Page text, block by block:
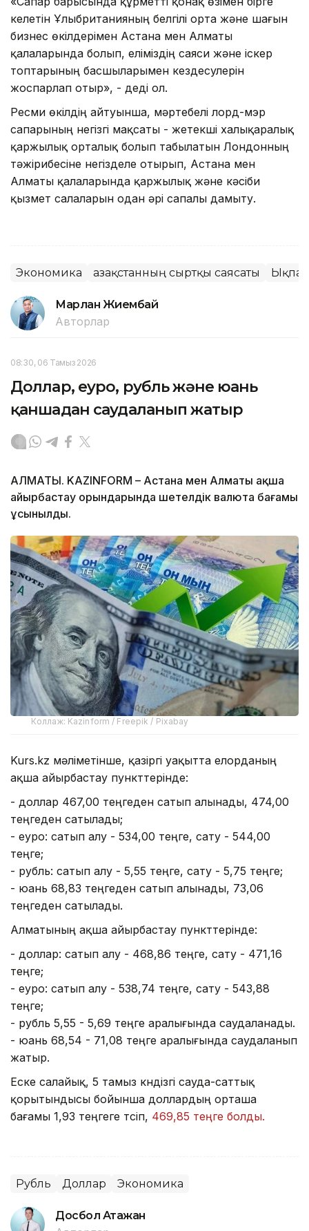
келетін Ұлыбританияның белгілі орта және шағын
бизнес өкілдерімен Астана мен Алматы
қалаларында болып, еліміздің саяси және іскер
топтарының басшыларымен кездесулерін
жоспарлап отыр», - деді ол.
Ресми өкілдің айтуынша, мәртебелі лорд-мэр
сапарының негізгі мақсаты - жетекші халықаралық
қаржылық орталық болып табылатын Лондонның
тәжірибесіне негізделе отырып, Астана мен
Алматы қалаларында қаржылық және кәсіби
қызмет салаларын одан әрі сапалы дамыту.
Экономика Қазақстанның сыртқы саясаты
Марлан Жиембай
Авторлар
08:30, 06 Тамыз 2026
Доллар, еуро, рубль және юань
қаншадан саудаланып жатыр
АЛМАТЫ. KAZINFORM – Астана мен Алматы ақша
айырбастау орындарында шетелдік валюта бағамы
ұсынылды.
Коллаж: Kazinform / Freepik / Pixabay
Kurs.kz мәліметінше, қазіргі уақытта елорданың
ақша айырбастау пункттерінде:
- доллар 467,00 теңгеден сатып алынады, 474,00
теңгеден сатылады;
- еуро: сатып алу - 534,00 теңге, сату - 544,00
теңге;
- рубль: сатып алу - 5,55 теңге, сату - 5,75 теңге;
- юань 68,83 теңгеден сатып алынады, 73,06
теңгеден сатылады.
Алматының ақша айырбастау пункттерінде:
- доллар: сатып алу - 468,86 теңге, сату - 471,16
теңге;
- еуро: сатып алу - 538,74 теңге, сату - 543,88
теңге;
- рубль 5,55 - 5,69 теңге аралығында саудаланады.
- юань 68,54 - 71,08 теңге аралығында саудаланып
жатыр.
Еске салайық, 5 тамыз күндізгі сауда-саттық
қорытындысы бойынша доллардың орташа
бағамы 1,93 теңгеге түсіп, 469,85 теңге болды.
Рубль Доллар Экономика
Досбол Атажан